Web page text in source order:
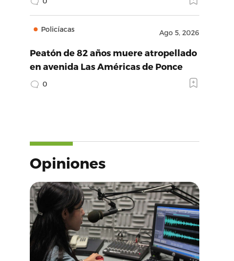
Policíacas Ago 5, 2026
Peatón de 82 años muere atropellado
en avenida Las Américas de Ponce
0
Opiniones